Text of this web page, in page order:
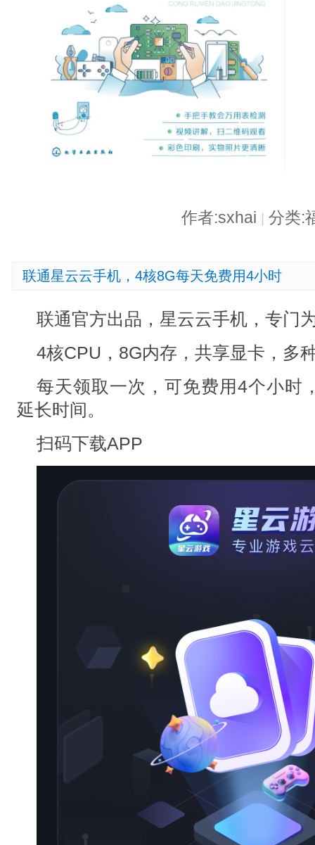
作者:sxhai | 分类:
联通星云云手机，4核8G每天免费用4小时
联通官方出品，星云云手机，专门
4核CPU，8G内存，共享显卡，多
每天领取一次，可免费用4个小时
延长时间。
扫码下载APP